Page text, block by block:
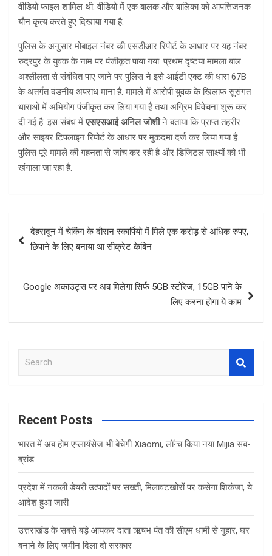
वीडियो फाइल शामिल थी. वीडियो में एक बालक और बालिका को आपत्तिजनक
यौन कृत्य करते हुए दिखाया गया है.
पुलिस के अनुसार मोबाइल नंबर की एसडीआर रिपोर्ट के आधार पर यह नंबर
रुद्रपुर के युवक के नाम पर पंजीकृत पाया गया. प्रथम दृष्टया मामला बाल
अश्लीलता से संबंधित पाए जाने पर पुलिस ने इसे आईटी एक्ट की धारा 67B
के अंतर्गत दंडनीय अपराध माना है. मामले में आरोपी युवक के खिलाफ सुसंगत
धाराओं में अभियोग पंजीकृत कर लिया गया है तथा अग्रिम विवेचना शुरू कर
दी गई है. इस संबंध मेंएसएसआई अनिल जोशीने बताया कि प्राप्त तहरीर
और साइबर टिपलाइन रिपोर्ट के आधार पर मुकदमा दर्ज कर लिया गया है.
पुलिस पूरे मामले की गहनता से जांच कर रही है और डिजिटल साक्ष्यों को भी
खंगाला जा रहा है.
navigation
देहरादून में चेकिंग के दौरान स्कार्पियो में मिले एक करोड़ से अधिक रुपए,
छिपाने के लिए बनाया था सीक्रेट केबिन
Google अकाउंट्स पर अब मिलेगा सिर्फ 5GB स्टोरेज, 15GB पाने के
लिए करना होगा ये काम
a
c
Recent Posts
भारत में अब होम एप्लायंसेज भी बेचेगी Xiaomi, लॉन्च किया नया Mijia सब-
ब्रांड
प्रदेश में नकली डेयरी उत्पादों पर सख्ती, मिलावटखोरों पर कसेगा शिकंजा, ये
आदेश हुआ जारी
उत्तराखंड के सबसे बड़े आयकर दाता ऋषभ पंत की सीएम धामी से गुहार, घर
बनाने के लिए जमीन दिला दो सरकार